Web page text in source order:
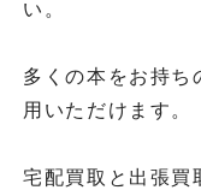
い。
多くの本をお持ち
用いただけます。
宅配買取と出張買